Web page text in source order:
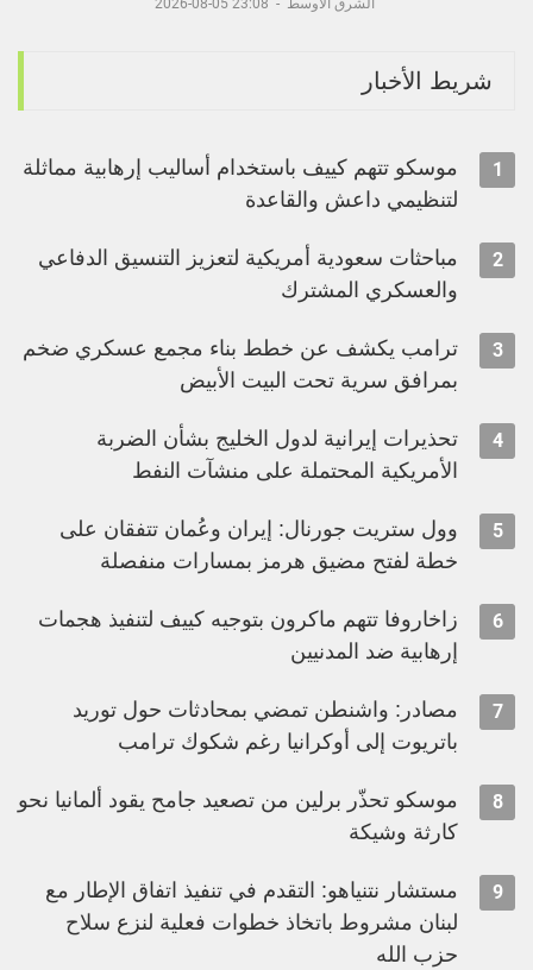
الشرق الأوسط -
23:08 05-08-2026
شريط الأخبار
1
موسكو تتهم كييف باستخدام أساليب إرهابية مماثلة
لتنظيمي داعش والقاعدة
2
مباحثات سعودية أمريكية لتعزيز التنسيق الدفاعي
والعسكري المشترك
3
ترامب يكشف عن خطط بناء مجمع عسكري ضخم
بمرافق سرية تحت البيت الأبيض
4
تحذيرات إيرانية لدول الخليج بشأن الضربة
الأمريكية المحتملة على منشآت النفط
5
وول ستريت جورنال: إيران وعُمان تتفقان على
خطة لفتح مضيق هرمز بمسارات منفصلة
6
زاخاروفا تتهم ماكرون بتوجيه كييف لتنفيذ هجمات
إرهابية ضد المدنيين
7
مصادر: واشنطن تمضي بمحادثات حول توريد
باتريوت إلى أوكرانيا رغم شكوك ترامب
8
موسكو تحذّر برلين من تصعيد جامح يقود ألمانيا نحو
كارثة وشيكة
9
مستشار نتنياهو: التقدم في تنفيذ اتفاق الإطار مع
لبنان مشروط باتخاذ خطوات فعلية لنزع سلاح
حزب الله